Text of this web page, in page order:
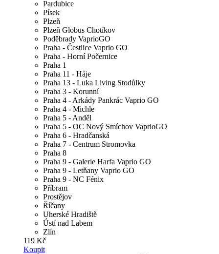
Pardubice
Písek
Plzeň
Plzeň Globus Chotíkov
Poděbrady VaprioGO
Praha - Čestlice Vaprio GO
Praha - Horní Počernice
Praha 1
Praha 11 - Háje
Praha 13 - Luka Living Stodůlky
Praha 3 - Korunní
Praha 4 - Arkády Pankrác Vaprio GO
Praha 4 - Michle
Praha 5 - Anděl
Praha 5 - OC Nový Smíchov VaprioGO
Praha 6 - Hradčanská
Praha 7 - Centrum Stromovka
Praha 8
Praha 9 - Galerie Harfa Vaprio GO
Praha 9 - Letňany Vaprio GO
Praha 9 - NC Fénix
Příbram
Prostějov
Říčany
Uherské Hradiště
Ústí nad Labem
Zlín
119 Kč
Koupit